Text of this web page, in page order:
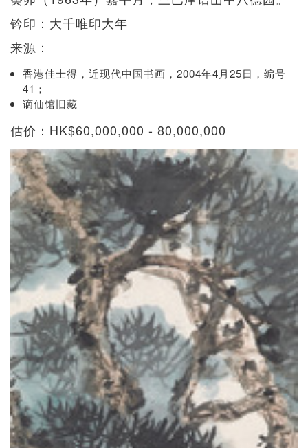
钤印：大千唯印大年
来源：
香港佳士得，近现代中国书画，2004年4月25日，编号
41；
谪仙馆旧藏
估价：HK$60,000,000 - 80,000,000